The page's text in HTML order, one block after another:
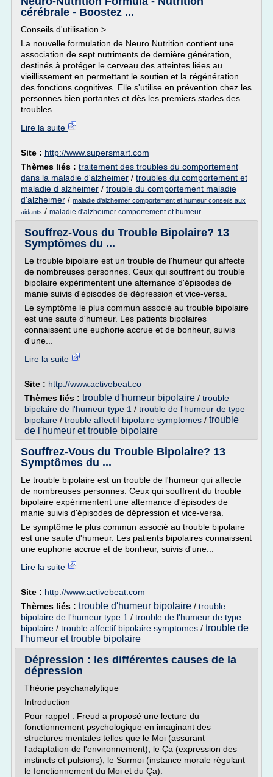
cérébrale - Boostez ...
Conseils d'utilisation >
La nouvelle formulation de Neuro Nutrition contient une
association de sept nutriments de dernière génération,
destinés à protéger le cerveau des atteintes liées au
vieillissement en permettant le soutien et la régénération
des fonctions cognitives. Elle s'utilise en prévention chez les
personnes bien portantes et dès les premiers stades des
troubles...
Lire la suite
Site : http://www.supersmart.com
Thèmes liés : traitement des troubles du comportement
dans la maladie d'alzheimer / troubles du comportement et
maladie d alzheimer / trouble du comportement maladie
d'alzheimer / maladie d'alzheimer comportement et humeur conseils aux
aidants / maladie d'alzheimer comportement et humeur
Souffrez-Vous du Trouble Bipolaire? 13
Symptômes du ...
Le trouble bipolaire est un trouble de l'humeur qui affecte
de nombreuses personnes. Ceux qui souffrent du trouble
bipolaire expérimentent une alternance d'épisodes de
manie suivis d'épisodes de dépression et vice-versa.
Le symptôme le plus commun associé au trouble bipolaire
est une saute d'humeur. Les patients bipolaires
connaissent une euphorie accrue et de bonheur, suivis
d'une...
Lire la suite
Site : http://www.activebeat.co
Thèmes liés : trouble d'humeur bipolaire / trouble
bipolaire de l'humeur type 1 / trouble de l'humeur de type
bipolaire / trouble affectif bipolaire symptomes / trouble
de l'humeur et trouble bipolaire
Souffrez-Vous du Trouble Bipolaire? 13
Symptômes du ...
Le trouble bipolaire est un trouble de l'humeur qui affecte
de nombreuses personnes. Ceux qui souffrent du trouble
bipolaire expérimentent une alternance d'épisodes de
manie suivis d'épisodes de dépression et vice-versa.
Le symptôme le plus commun associé au trouble bipolaire
est une saute d'humeur. Les patients bipolaires connaissent
une euphorie accrue et de bonheur, suivis d'une...
Lire la suite
Site : http://www.activebeat.com
Thèmes liés : trouble d'humeur bipolaire / trouble
bipolaire de l'humeur type 1 / trouble de l'humeur de type
bipolaire / trouble affectif bipolaire symptomes / trouble de
l'humeur et trouble bipolaire
Dépression : les différentes causes de la
dépression
Théorie psychanalytique
Introduction
Pour rappel : Freud a proposé une lecture du
fonctionnement psychologique en imaginant des
structures mentales telles que le Moi (assurant
l'adaptation de l'environnement), le Ça (expression des
instincts et pulsions), le Surmoi (instance morale régulant
le fonctionnement du Moi et du Ça).